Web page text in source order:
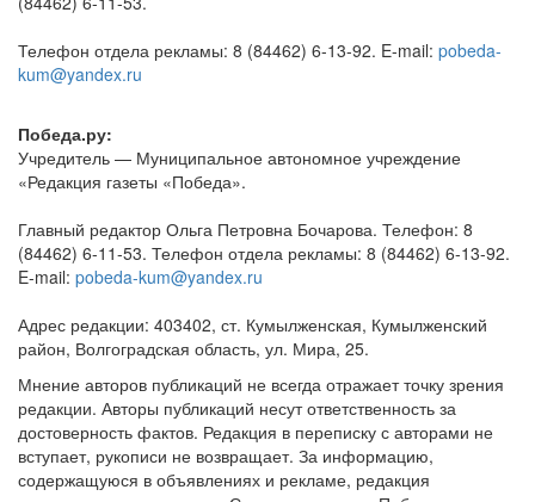
Телефон отдела рекламы: 8 (84462) 6-13-92. E-mail: pobeda-
kum@yandex.ru
Победа.ру:
Учредитель — Муниципальное автономное учреждение
«Редакция газеты «Победа».
Главный редактор Ольга Петровна Бочарова. Телефон: 8
(84462) 6-11-53. Телефон отдела рекламы: 8 (84462) 6-13-92.
E-mail: pobeda-kum@yandex.ru
Адрес редакции: 403402, ст. Кумылженская, Кумылженский
район, Волгоградская область, ул. Мира, 25.
Мнение авторов публикаций не всегда отражает точку зрения
редакции. Авторы публикаций несут ответственность за
достоверность фактов. Редакция в переписку с авторами не
вступает, рукописи не возвращает. За информацию,
содержащуюся в объявлениях и рекламе, редакция